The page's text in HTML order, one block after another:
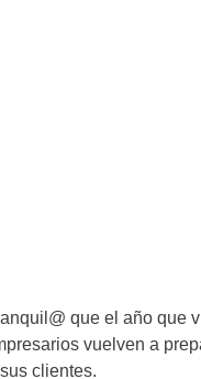
que el año que
vuelven a
clientes.